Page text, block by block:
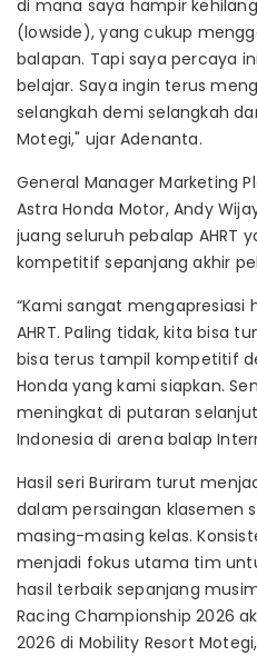
di mana saya hampir
(lowside), yang cukup
balapan. Tapi saya percaya
belajar. Saya ingin terus
selangkah demi selangkah
Motegi," ujar Adenanta.
General Manager Marketing
Astra Honda Motor, Andy
juang seluruh pebalap AHRT
kompetitif sepanjang akhir
“Kami sangat mengapresiasi
AHRT. Paling tidak, kita bisa
bisa terus tampil kompetitif
Honda yang kami siapkan.
meningkat di putaran
Indonesia di arena balap
Hasil seri Buriram turut
dalam persaingan klasemen
masing-masing kelas.
menjadi fokus utama tim
hasil terbaik sepanjang
Racing Championship 2026
2026 di Mobility Resort